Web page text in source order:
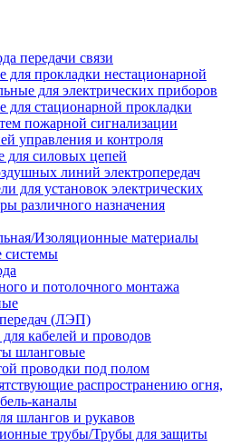
передачи связи
для прокладки нестационарной
для электрических приборов
для стационарной прокладки
пожарной сигнализации
управления и контроля
для силовых цепей
линий электропередач
для установок электрических
различного назначения
Изоляционные материалы
системы
и потолочного монтажа
(ЛЭП)
кабелей и проводов
шланговые
проводки под полом
распространению огня,
каналы
шлангов и рукавов
трубы/Трубы для защиты